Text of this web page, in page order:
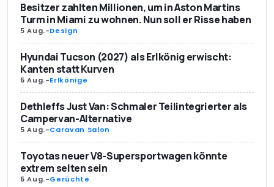
Besitzer zahlten Millionen, um in Aston Martins
Turm in Miami zu wohnen. Nun soll er Risse haben
5 Aug.-Design
Hyundai Tucson (2027) als Erlkönig erwischt:
Kanten statt Kurven
5 Aug.-Erlkönige
Dethleffs Just Van: Schmaler Teilintegrierter als
Campervan-Alternative
5 Aug.-Caravan Salon
Toyotas neuer V8-Supersportwagen könnte
extrem selten sein
5 Aug.-Gerüchte